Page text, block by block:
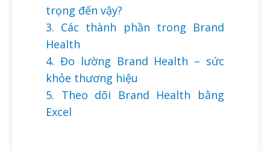
trọng đến vậy?
3. Các thành phần trong Brand
Health
4. Đo lường Brand Health – sức
khỏe thương hiệu
5. Theo dõi Brand Health bằng
Excel